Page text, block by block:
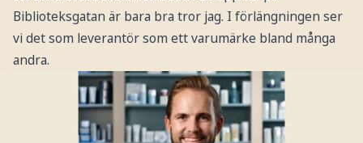
Biblioteksgatan är bara bra tror jag. I förlängningen ser
vi det som leverantör som ett varumärke bland många
andra.